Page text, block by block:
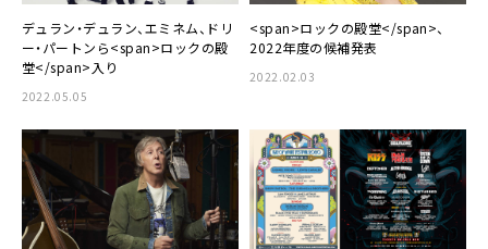
デュラン・デュラン、エミネム、ドリ
ー・パートンら<span>ロックの殿
堂</span>入り
2022.05.05
<span>ロックの殿堂</span>、
2022年度の候補発表
2022.02.03